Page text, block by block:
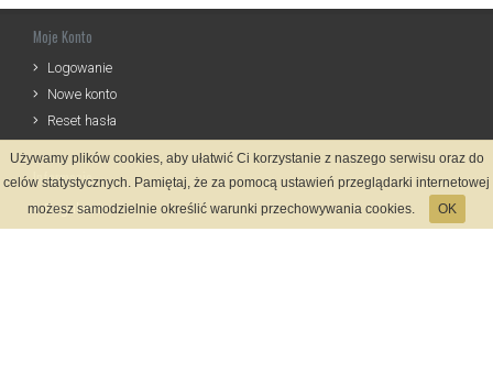
Moje Konto
Logowanie
Nowe konto
Reset hasła
Informacje
Regulamin
Używamy plików cookies, aby ułatwić Ci korzystanie z naszego serwisu oraz do
celów statystycznych. Pamiętaj, że za pomocą ustawień przeglądarki internetowej
możesz samodzielnie określić warunki przechowywania cookies.
OK